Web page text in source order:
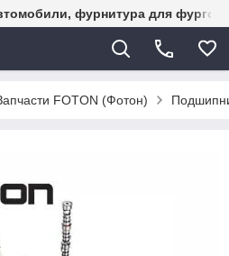
фурнитура для
FOTON (Фотон)